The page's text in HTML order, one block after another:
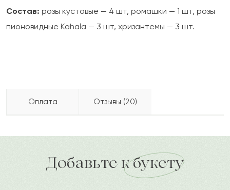
Состав: розы кустовые — 4 шт, ромашки — 1 шт, розы
пионовидные Kahala — 3 шт, хризантемы — 3 шт.
Оплата Отзывы (20)
доставка по городу в течение часа
Е 2024-01-30
Ескендир
2023-02-07
Добавьте к букету